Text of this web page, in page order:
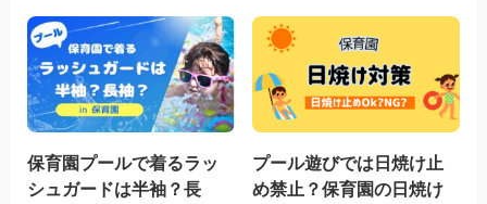
保育園プールで着るラッ
シュガードは半袖？長
プール遊びでは日焼け止
め禁止？保育園の日焼け